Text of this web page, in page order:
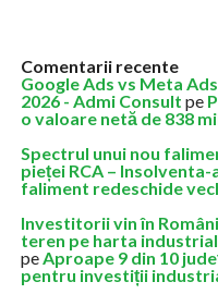
Comentarii recente
Google Ads vs Meta
2026 - Admi Consult pe
o valoare netă de 838
Spectrul unui nou
pieței RCA – Insolventa-
faliment redeschide
Investitorii vin în
teren pe harta
peAproape 9 din 10
pentru investiții